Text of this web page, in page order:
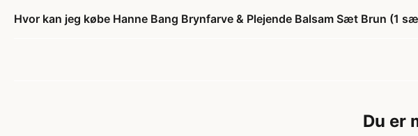
Hvor kan jeg købe Hanne Bang Brynfarve & Plejende Balsam Sæt Brun (1
Du er